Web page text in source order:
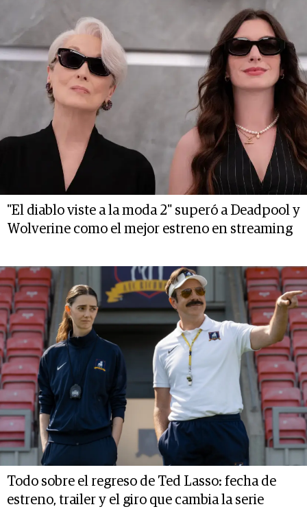
"El diablo viste a la moda 2" superó a Deadpool y
Wolverine como el mejor estreno en streaming
Todo sobre el regreso de Ted Lasso: fecha de
estreno, trailer y el giro que cambia la serie